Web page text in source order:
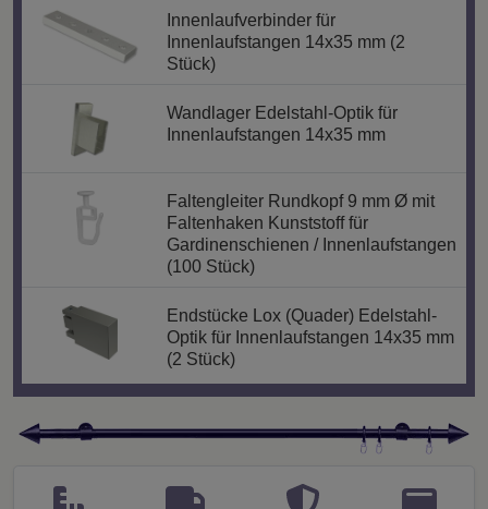
Innenlaufverbinder für
Innenlaufstangen 14x35 mm (2
Stück)
Wandlager Edelstahl-Optik für
Innenlaufstangen 14x35 mm
Faltengleiter Rundkopf 9 mm Ø mit
Faltenhaken Kunststoff für
Gardinenschienen / Innenlaufstangen
(100 Stück)
Endstücke Lox (Quader) Edelstahl-
Optik für Innenlaufstangen 14x35 mm
(2 Stück)